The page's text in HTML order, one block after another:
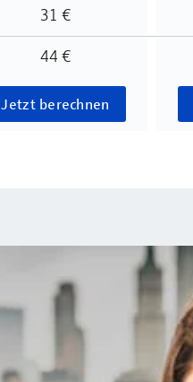
31 €
44 €
Jetzt berechnen